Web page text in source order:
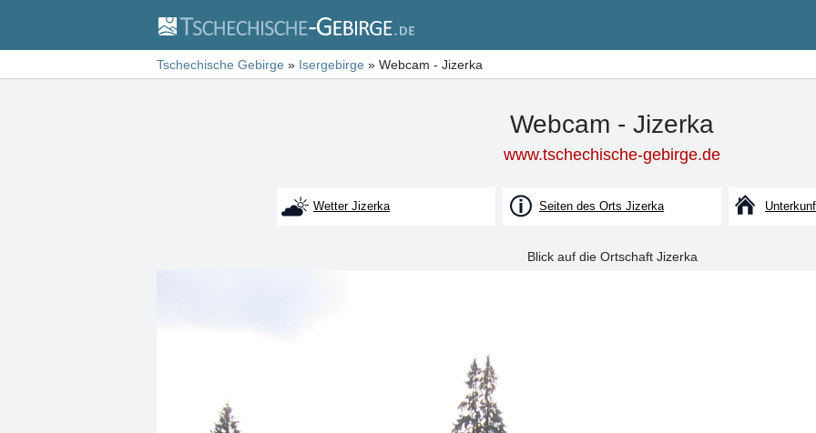
Tschechische Gebirge » Isergebirge » Webcam - Jizerka
Webcam - Jizerka
www.tschechische-gebirge.de
Wetter Jizerka Seiten des Orts Jizerka
Blick auf die Ortschaft Jizerka